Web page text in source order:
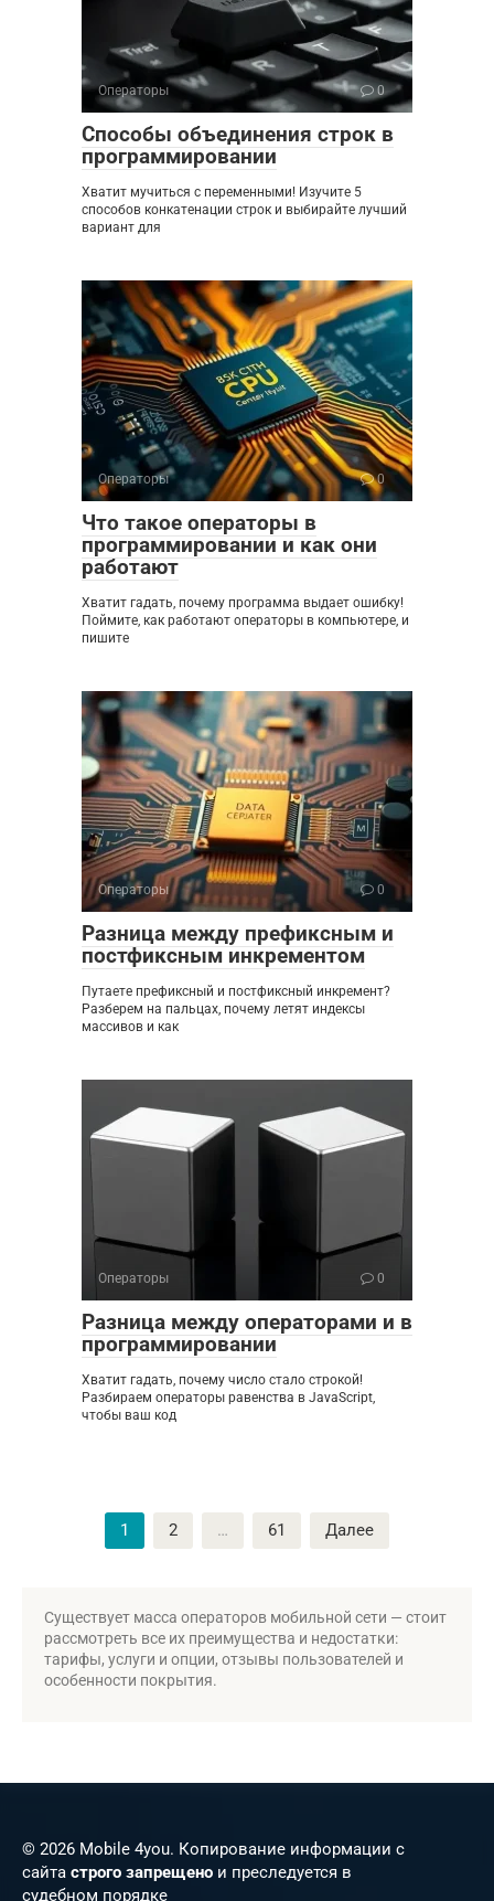
Операторы 0
Способы объединения строк в
программировании
Хватит мучиться с переменными! Изучите 5
способов конкатенации строк и выбирайте лучший
вариант для
Операторы 0
Что такое операторы в
программировании и как они
работают
Хватит гадать, почему программа выдает ошибку!
Поймите, как работают операторы в компьютере, и
пишите
Операторы 0
Разница между префиксным и
постфиксным инкрементом
Путаете префиксный и постфиксный инкремент?
Разберем на пальцах, почему летят индексы
массивов и как
Операторы 0
Разница между операторами и в
программировании
Хватит гадать, почему число стало строкой!
Разбираем операторы равенства в JavaScript,
чтобы ваш код
1 2 … 61 Далее
Существует масса операторов мобильной сети — стоит
рассмотреть все их преимущества и недостатки:
тарифы, услуги и опции, отзывы пользователей и
особенности покрытия.
© 2026 Mobile 4you. Копирование информации с
сайта строго запрещено и преследуется в
судебном порядке